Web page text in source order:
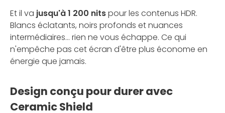
Et il va jusqu'à 1 200 nitspour les contenus HDR.
Blancs éclatants, noirs profonds et nuances
intermédiaires... rien ne vous échappe. Ce qui
n'empêche pas cet écran d'être plus économe en
énergie que jamais.
Design conçu pour durer avec
Ceramic Shield